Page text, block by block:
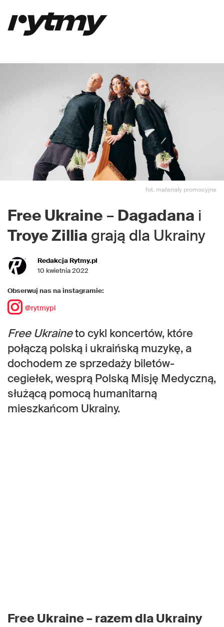
fot. materiały promocyjne
Free Ukraine – Dagadana i
Troye Zillia grają dla Ukrainy
Redakcja Rytmy.pl
10 kwietnia 2022
Obserwuj nas na instagramie:
@rytmypl
Free Ukraineto cykl koncertów, które
połączą polską i ukraińską muzykę, a
dochodem ze sprzedaży biletów-
cegiełek, wesprą Polską Misję Medyczną,
służącą pomocą humanitarną
mieszkańcom Ukrainy.
Free Ukraine – razem dla Ukrainy